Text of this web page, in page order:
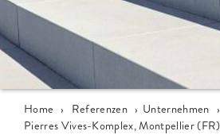
Home › Referenzen › Unternehmen ›
Pierres Vives-Komplex, Montpellier (FR)